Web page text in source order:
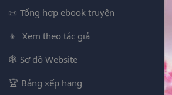
Tổng hợp ebook truyện
Xem theo tác giả
Sơ đồ Website
Bảng xếp hạng